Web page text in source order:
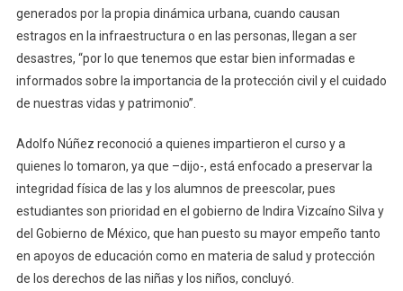
generados por la propia dinámica urbana, cuando causan
estragos en la infraestructura o en las personas, llegan a ser
desastres, “por lo que tenemos que estar bien informadas e
informados sobre la importancia de la protección civil y el cuidado
de nuestras vidas y patrimonio”.
Adolfo Núñez reconoció a quienes impartieron el curso y a
quienes lo tomaron, ya que –dijo-, está enfocado a preservar la
integridad física de las y los alumnos de preescolar, pues
estudiantes son prioridad en el gobierno de Indira Vizcaíno Silva y
del Gobierno de México, que han puesto su mayor empeño tanto
en apoyos de educación como en materia de salud y protección
de los derechos de las niñas y los niños, concluyó.